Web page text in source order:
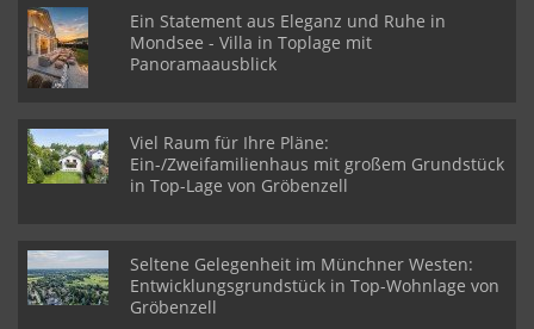
Ein Statement aus Eleganz und Ruhe in
Mondsee - Villa in Toplage mit
Panoramaausblick
Viel Raum für Ihre Pläne:
Ein-/Zweifamilienhaus mit großem Grundstück
in Top-Lage von Gröbenzell
Seltene Gelegenheit im Münchner Westen:
Entwicklungsgrundstück in Top-Wohnlage von
Gröbenzell